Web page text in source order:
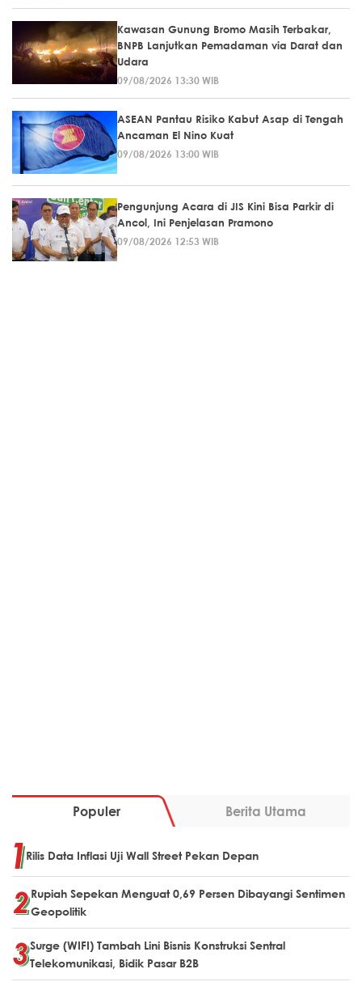
Kawasan Gunung Bromo Masih Terbakar,
BNPB Lanjutkan Pemadaman via Darat dan
Udara
09/08/2026 13:30 WIB
ASEAN Pantau Risiko Kabut Asap di Tengah
Ancaman El Nino Kuat
09/08/2026 13:00 WIB
Pengunjung Acara di JIS Kini Bisa Parkir di
Ancol, Ini Penjelasan Pramono
09/08/2026 12:53 WIB
Populer Berita Utama
Rilis Data Inflasi Uji Wall Street Pekan Depan
Rupiah Sepekan Menguat 0,69 Persen Dibayangi Sentimen
Geopolitik
Surge (WIFI) Tambah Lini Bisnis Konstruksi Sentral
Telekomunikasi, Bidik Pasar B2B